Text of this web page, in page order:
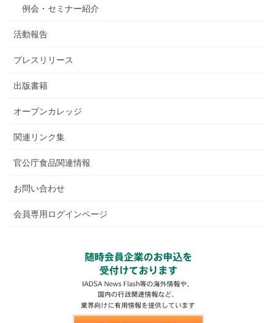
例会・セミナー紹介
活動報告
プレスリリース
出版書籍
オープンカレッジ
関連リンク集
官公庁食品関連情報
お問い合わせ
会員専用ログインページ